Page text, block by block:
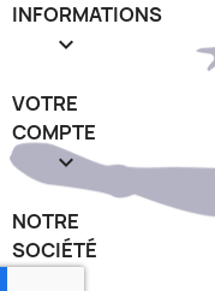
INFORMATIONS

VOTRE
COMPTE

NOTRE
SOCIÉTÉ